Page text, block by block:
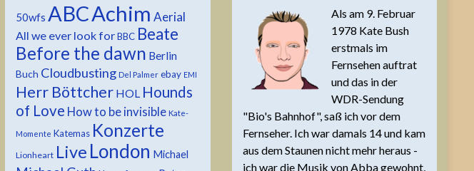
50wfs ABCAchim Aerial
All we ever look forBBC Beate
Before the dawn Berlin
Buch Cloudbusting Del Palmer ebay EMI
Herr Böttcher HOL Hounds
of Love How to be invisible Kate-
Momente Katemas Konzerte
Lionheart Live London Michael
Als am 9. Februar
1978 Kate Bush
erstmals im
Fernsehen auftrat
und das in der
WDR-Sendung
"Bio's Bahnhof", saß ich vor dem
Fernseher. Ich war damals 14 und kam
aus dem Staunen nicht mehr heraus -
ich war die Musik von Abba gewohnt,